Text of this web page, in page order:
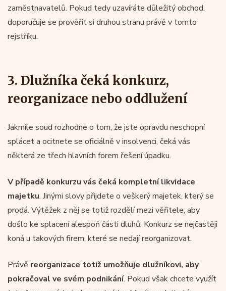
zaměstnavatelů. Pokud tedy uzavíráte důležitý obchod,
doporučuje se prověřit si druhou stranu právě v tomto
rejstříku.
3. Dlužníka čeká konkurz,
reorganizace nebo oddlužení
Jakmile soud rozhodne o tom, že jste opravdu neschopní
splácet a ocitnete se oficiálně v insolvenci, čeká vás
některá ze třech hlavních forem řešení úpadku.
V případě konkurzu vás čeká kompletní likvidace
majetku. Jinými slovy přijdete o veškerý majetek, který se
prodá. Výtěžek z něj se totiž rozdělí mezi věřitele, aby
došlo ke splacení alespoň části dluhů. Konkurz se nejčastěji
koná u takových firem, které se nedají reorganizovat.
Právě reorganizace totiž umožňuje dlužníkovi, aby
pokračoval ve svém podnikání. Pokud však chcete využít